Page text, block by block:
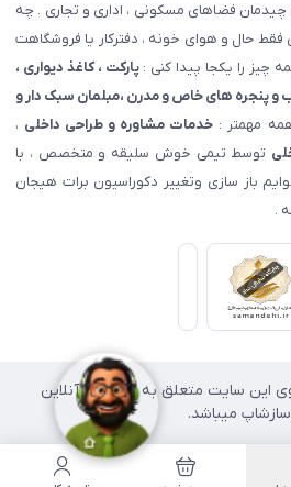
چیدمان فضاهای مسکونی ، اداری و تجاری . چه
حال و هوای خونه ، دفترکار یا فروشگاهت
چیز را یکجا پیدا کنی :پارکت ، کاغذ دیواری ،
و پنجره های خاص و مدرن ،مبلمان سبک دار و
همه مهمتر : خدمات مشاوره و طراحی داخلی ،
توسط تیمی خوش سلیقه و متخصص ، با
باز سازی وتغییر دکوراسیون برات هیجان
.
این سایت متعلق به فروشگاه آنلاین
میباشد.